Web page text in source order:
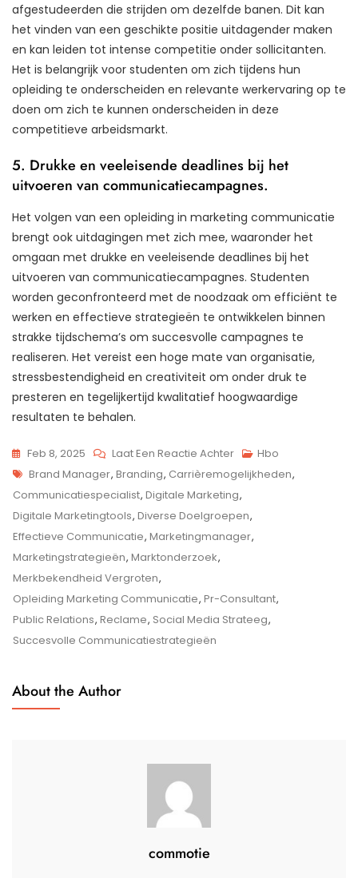
afgestudeerden die strijden om dezelfde banen. Dit kan
het vinden van een geschikte positie uitdagender maken
en kan leiden tot intense competitie onder sollicitanten.
Het is belangrijk voor studenten om zich tijdens hun
opleiding te onderscheiden en relevante werkervaring op te
doen om zich te kunnen onderscheiden in deze
competitieve arbeidsmarkt.
5. Drukke en veeleisende deadlines bij het
uitvoeren van communicatiecampagnes.
Het volgen van een opleiding in marketing communicatie
brengt ook uitdagingen met zich mee, waaronder het
omgaan met drukke en veeleisende deadlines bij het
uitvoeren van communicatiecampagnes. Studenten
worden geconfronteerd met de noodzaak om efficiënt te
werken en effectieve strategieën te ontwikkelen binnen
strakke tijdschema’s om succesvolle campagnes te
realiseren. Het vereist een hoge mate van organisatie,
stressbestendigheid en creativiteit om onder druk te
presteren en tegelijkertijd kwalitatief hoogwaardige
resultaten te behalen.
Feb 8, 2025 Laat Een Reactie AchterOp
Mastering
Marketing
Communicatie:
De
Succes
In
Hbo
Tags
Brand Manager, Branding, Carrièremogelijkheden,
Communicatiespecialist, Digitale Marketing,
Digitale Marketingtools, Diverse Doelgroepen,
Effectieve Communicatie, Marketingmanager,
Marketingstrategieën, Marktonderzoek,
Merkbekendheid Vergroten,
Opleiding Marketing Communicatie, Pr-Consultant,
Public Relations, Reclame, Social Media Strateeg,
Succesvolle Communicatiestrategieën
About the Author
commotie